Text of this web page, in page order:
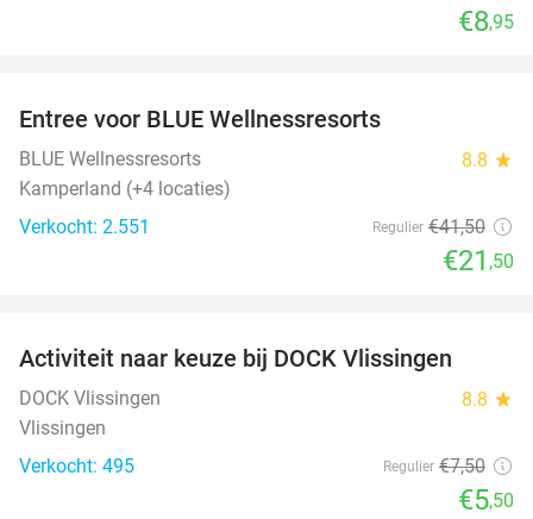
€8,95
Entree voor BLUE Wellnessresorts
BLUE Wellnessresorts 8.8 star
Kamperland (+4 locaties)
Verkocht: 2.551
Regulier €41,50
€21 ,50
Activiteit naar keuze bij DOCK Vlissingen
DOCK Vlissingen 8.8 star
Vlissingen
Verkocht: 495
Regulier €7,50
€5,50